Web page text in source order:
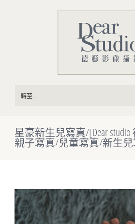
轉至...
星豪新生兒寫真/[Dear
親子寫真/兒童寫真/新生
View
Larger
Image